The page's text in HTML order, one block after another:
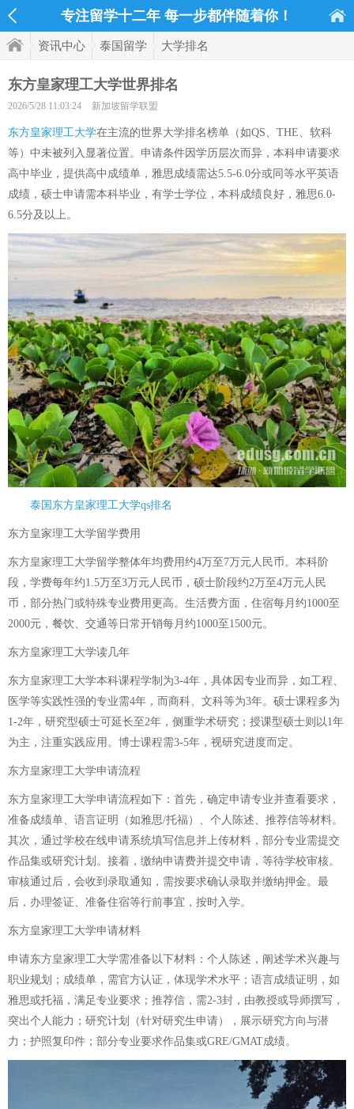
专注留学十二年 每一步都伴随着你！
资讯中心 泰国留学 大学排名
东方皇家理工大学世界排名
2026/5/28 11:03:24 新加坡留学联盟
东方皇家理工大学在主流的世界大学排名榜单（如QS、THE、软科
等）中未被列入显著位置。申请条件因学历层次而异，本科申请要求
高中毕业，提供高中成绩单，雅思成绩需达5.5-6.0分或同等水平英语
成绩，硕士申请需本科毕业，有学士学位，本科成绩良好，雅思6.0-
6.5分及以上。
泰国东方皇家理工大学qs排名
东方皇家理工大学留学费用
东方皇家理工大学留学整体年均费用约4万至7万元人民币。本科阶
段，学费每年约1.5万至3万元人民币，硕士阶段约2万至4万元人民
币，部分热门或特殊专业费用更高。生活费方面，住宿每月约1000至
2000元，餐饮、交通等日常开销每月约1000至1500元。
东方皇家理工大学读几年
东方皇家理工大学本科课程学制为3-4年，具体因专业而异，如工程、
医学等实践性强的专业需4年，而商科、文科等为3年。硕士课程多为
1-2年，研究型硕士可延长至2年，侧重学术研究；授课型硕士则以1年
为主，注重实践应用。博士课程需3-5年，视研究进度而定。
东方皇家理工大学申请流程
东方皇家理工大学申请流程如下：首先，确定申请专业并查看要求，
准备成绩单、语言证明（如雅思/托福）、个人陈述、推荐信等材料。
其次，通过学校在线申请系统填写信息并上传材料，部分专业需提交
作品集或研究计划。接着，缴纳申请费并提交申请，等待学校审核。
审核通过后，会收到录取通知，需按要求确认录取并缴纳押金。最
后，办理签证、准备住宿等行前事宜，按时入学。
东方皇家理工大学申请材料
申请东方皇家理工大学需准备以下材料：个人陈述，阐述学术兴趣与
职业规划；成绩单，需官方认证，体现学术水平；语言成绩证明，如
雅思或托福，满足专业要求；推荐信，需2-3封，由教授或导师撰写，
突出个人能力；研究计划（针对研究生申请），展示研究方向与潜
力；护照复印件；部分专业要求作品集或GRE/GMAT成绩。